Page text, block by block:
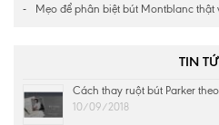
Mẹo để phân biệt bút Montblanc thật
TIN
Cách thay ruột bút Parker
10/09/2018